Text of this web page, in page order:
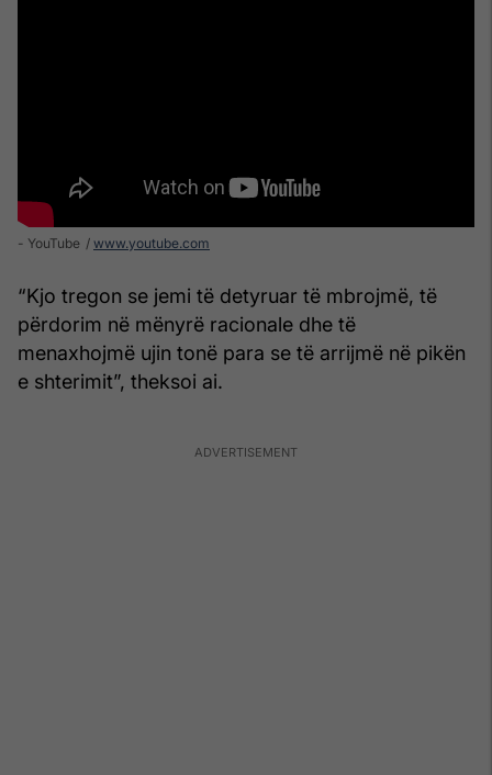
- YouTube www.youtube.com
“Kjo tregon se jemi të detyruar të mbrojmë, të
përdorim në mënyrë racionale dhe të
menaxhojmë ujin tonë para se të arrijmë në pikën
e shterimit”, theksoi ai.